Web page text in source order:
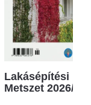
Lakásépítési
Metszet 2026/2.